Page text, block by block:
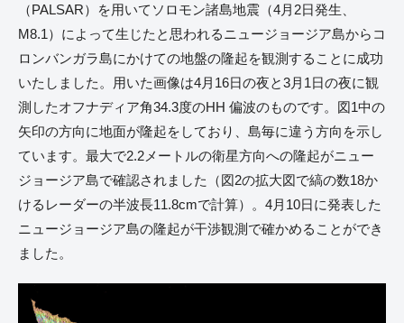
（PALSAR）を用いてソロモン諸島地震（4月2日発生、
M8.1）によって生じたと思われるニュージョージア島からコ
ロンバンガラ島にかけての地盤の隆起を観測することに成功
いたしました。用いた画像は4月16日の夜と3月1日の夜に観
測したオフナディア角34.3度のHH 偏波のものです。図1中の
矢印の方向に地面が隆起をしており、島毎に違う方向を示し
ています。最大で2.2メートルの衛星方向への隆起がニュー
ジョージア島で確認されました（図2の拡大図で縞の数18か
けるレーダーの半波長11.8cmで計算）。4月10日に発表した
ニュージョージア島の隆起が干渉観測で確かめることができ
ました。